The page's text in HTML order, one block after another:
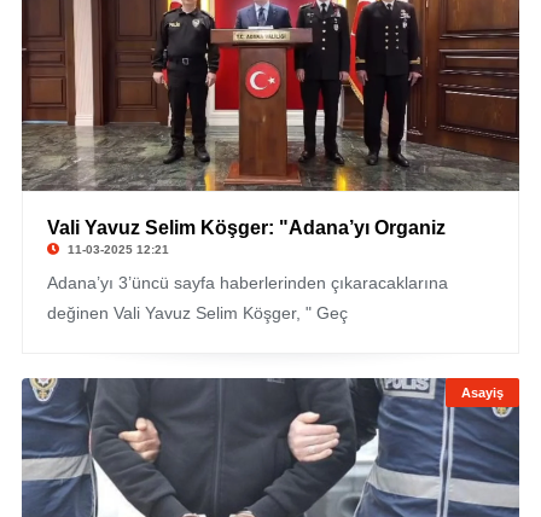
Vali Yavuz Selim Köşger: "Adana’yı Organiz
11-03-2025 12:21
Adana’yı 3’üncü sayfa haberlerinden çıkaracaklarına
değinen Vali Yavuz Selim Köşger, " Geç
Asayiş